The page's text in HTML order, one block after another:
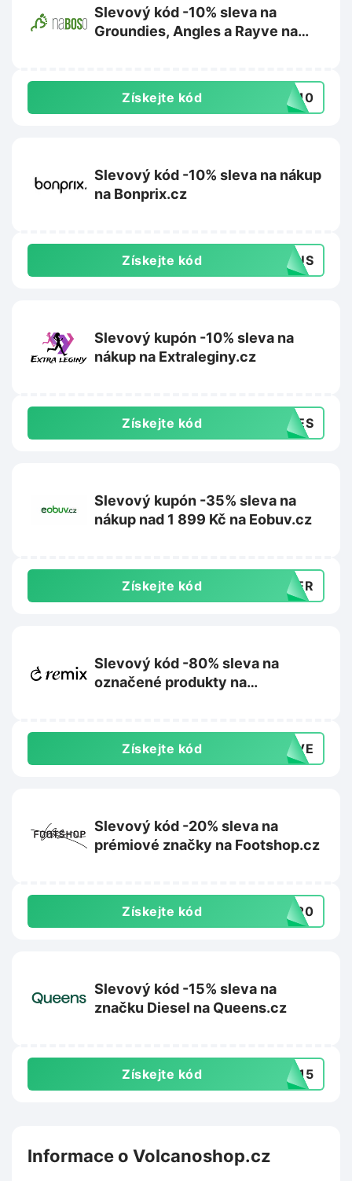
Slevový kód -10% sleva na
Groundies, Angles a Rayve na
Získejte kód TE10
Slevový kód -10% sleva na nákup
na Bonprix.cz
Získejte kód OCUS
Slevový kupón -10% sleva na
nákup na Extraleginy.cz
Získejte kód DNES
Slevový kupón -35% sleva na
nákup nad 1 899 Kč na Eobuv.cz
Získejte kód MMER
Slevový kód -80% sleva na
označené produkty na
Získejte kód TIVE
Slevový kód -20% sleva na
prémiové značky na Footshop.cz
Získejte kód UM20
Slevový kód -15% sleva na
značku Diesel na Queens.cz
Získejte kód EL15
Informace o Volcanoshop.cz